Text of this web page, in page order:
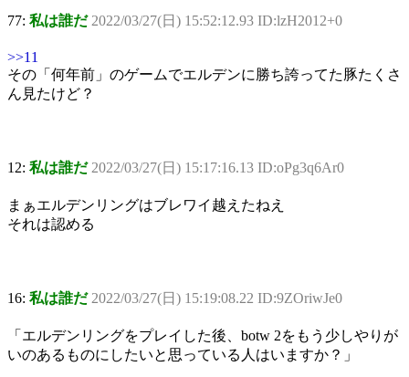
77: 私は誰だ 2022/03/27(日) 15:52:12.93 ID:lzH2012+0
>>11
その「何年前」のゲームでエルデンに勝ち誇ってた豚たくさ
ん見たけど？
12: 私は誰だ 2022/03/27(日) 15:17:16.13 ID:oPg3q6Ar0
まぁエルデンリングはブレワイ越えたねえ
それは認める
16: 私は誰だ 2022/03/27(日) 15:19:08.22 ID:9ZOriwJe0
「エルデンリングをプレイした後、botw 2をもう少しやりが
いのあるものにしたいと思っている人はいますか？」